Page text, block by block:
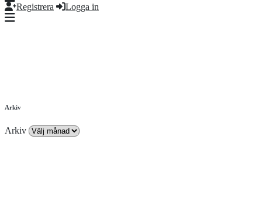
Registrera
Logga in
Arkiv
Arkiv